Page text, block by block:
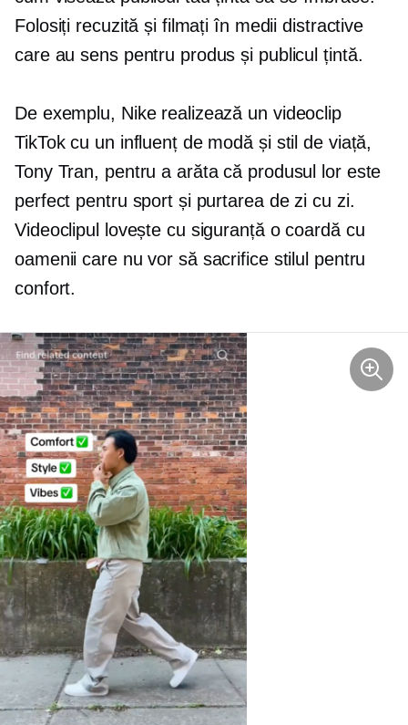
Folosiți recuzită și filmați în medii distractive
care au sens pentru produs și publicul țintă.
De exemplu, Nike realizează un videoclip
TikTok cu un influenț de modă și stil de viață,
Tony Tran, pentru a arăta că produsul lor este
perfect pentru sport și purtarea de zi cu zi.
Videoclipul lovește cu siguranță o coardă cu
oamenii care nu vor să sacrifice stilul pentru
confort.